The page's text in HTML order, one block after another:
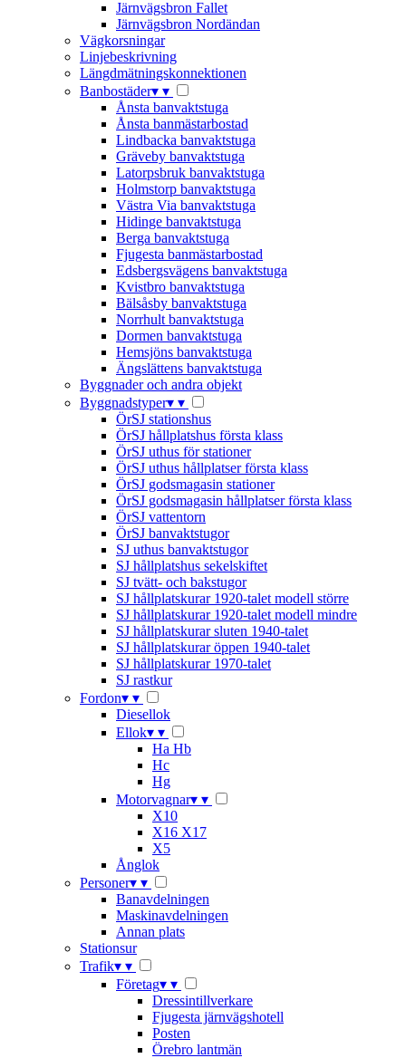
Järnvägsbron Fallet
Järnvägsbron Nordändan
Vägkorsningar
Linjebeskrivning
Längdmätningskonnektionen
Banbostäder▾ ▾
Ånsta banvaktstuga
Ånsta banmästarbostad
Lindbacka banvaktstuga
Gräveby banvaktstuga
Latorpsbruk banvaktstuga
Holmstorp banvaktstuga
Västra Via banvaktstuga
Hidinge banvaktstuga
Berga banvaktstuga
Fjugesta banmästarbostad
Edsbergsvägens banvaktstuga
Kvistbro banvaktstuga
Bälsåsby banvaktstuga
Norrhult banvaktstuga
Dormen banvaktstuga
Hemsjöns banvaktstuga
Ängslättens banvaktstuga
Byggnader och andra objekt
Byggnadstyper▾ ▾
ÖrSJ stationshus
ÖrSJ hållplatshus första klass
ÖrSJ uthus för stationer
ÖrSJ uthus hållplatser första klass
ÖrSJ godsmagasin stationer
ÖrSJ godsmagasin hållplatser första klass
ÖrSJ vattentorn
ÖrSJ banvaktstugor
SJ uthus banvaktstugor
SJ hållplatshus sekelskiftet
SJ tvätt- och bakstugor
SJ hållplatskurar 1920-talet modell större
SJ hållplatskurar 1920-talet modell mindre
SJ hållplatskurar sluten 1940-talet
SJ hållplatskurar öppen 1940-talet
SJ hållplatskurar 1970-talet
SJ rastkur
Fordon▾ ▾
Diesellok
Ellok▾ ▾
Ha Hb
Hc
Hg
Motorvagnar▾ ▾
X10
X16 X17
X5
Ånglok
Personer▾ ▾
Banavdelningen
Maskinavdelningen
Annan plats
Stationsur
Trafik▾ ▾
Företag▾ ▾
Dressintillverkare
Fjugesta järnvägshotell
Posten
Örebro lantmän